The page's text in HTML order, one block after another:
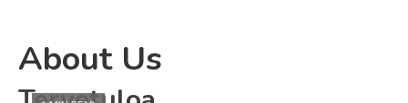
About Us